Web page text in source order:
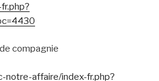
compagnie
notre-affaire/index-fr.php?